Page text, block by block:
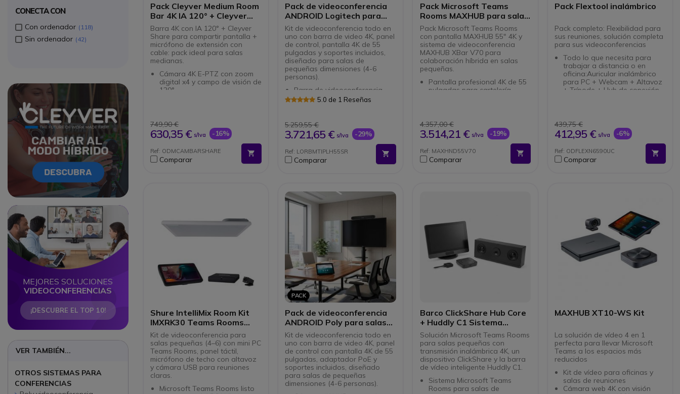
Pack Cleyver Medium Room
Bar 4K IA 120° + Cleyver
Share + Micrófono de
Extensión
Barra 4K con IA 120° + Cleyver
Share para compartir pantalla +
micrófono de extensión con
cable: pack ideal para salas
medianas.
Cámara 4K E-PTZ con zoom
digital x4 y campo de visión de
120°
mosaico
Solución autónoma sin
necesidad de software ni
Compatible con
videoconferencias con
749,90 €
630,35 € s/Iva -16%
Ref: ODMCAMBARSHARE
Comparar
Pack de videoconferencia
ANDROID Logitech para
salas pequeñas
Kit de videoconferencia todo en
uno con barra de video 4K, panel
de control, pantalla 4K de 55
pulgadas y soportes incluidos,
diseñado para salas de
pequeñas dimensiones (4-6
personas).
Barra de videoconferencia
para espacios de trabajo
imagen en sus reuniones
Controlador de la sala de
reuniones
Gestión simplificada de sus
videoconferencias
Resolución 4K Ultra HD para
interior.
Compatible con pantallas de
Altura ajustable entre 125 y
pantalla para barras de
video
Compatible con Cámara Rally,
Rally Bar y Rally Bar Mini
5.0 de 1 Reseñas
5.259,55 €
3.721,65 € s/Iva -29%
Ref: LORBMTIPLH55SR
Comparar
Pack Microsoft Teams
Rooms MAXHUB para salas
pequeñas
Pack Microsoft Teams Rooms
con pantalla MAXHUB 55" 4K y
sistema de videoconferencia
MAXHUB XBar V70 para
colaboración híbrida en salas
pequeñas.
Pantalla profesional 4K de 55
pulgadas para cartelería
de más de 50.000 horas para
uso continuo en entornos
exigentes.
Brillo de 500 nits y orientación
horizontal o vertical para
adaptarse a distintos
Dedicado a Microsoft Teams
Sistema operativo: Android 13
4 cámaras de 200 MP con
4.357,00 €
3.514,21 € s/Iva -19%
Ref: MAXHND55V70
Comparar
Pack Flextool inalámbrico
Pack completo: Flexibilidad para
sus reuniones, solución completa
para sus videoconferencias
Todo lo que necesita para
trabajar a distancia o en
oficina:Auricular inalámbrico
para PC + Webcam + Altavoz
+ Trípode + Hub de conexión
imagen
Altavoz multiconexión: USB-C,
USB-A y Bluetooth
Todo ello conectado a HUB
7en1 USB-C
Flexibilidad en sus reuniones,
softphones del mercado
439,75 €
412,95 € s/Iva -6%
Ref: ODFLEXN6590UC
Comparar
Shure IntelliMix Room Kit
IMXRK30 Teams Rooms
para salas pequeñas
Kit de videoconferencia para
salas pequeñas (4–6) con mini PC
Teams Rooms, panel táctil,
micrófono de techo con altavoz
y cámara USB para reuniones
claras.
Microsoft Teams Rooms listo
PACK
Pack de videoconferencia
ANDROID Poly para salas
pequeñas
Kit de videoconferencia todo en
uno con barra de video 4K, panel
de control con pantalla 4K de 55
pulgadas, adaptador PoE y
soportes incluidos, diseñado
para salas de pequeñas
dimensiones (4-6 personas).
Barco ClickShare Hub Core
+ Huddly C1 Sistema
Teams 4K
Solución Microsoft Teams Rooms
para salas pequeñas con
transmisión inalámbrica 4K, un
dispositivo ClickShare y la barra
de vídeo inteligente Huddly C1.
Sistema Microsoft Teams
Rooms para salas de
MAXHUB XT10-WS Kit
La solución de vídeo 4 en 1
perfecta para llevar Microsoft
Teams a los espacios más
reducidos
Kit de vídeo para oficinas y
salas de reuniones
Cámara web 4K con visión
CONECTA CON
Con ordenador 118
Sin ordenador 42
Circle
Circle
MEJORES SOLUCIONES
VIDEOCONFERENCIAS
¡DESCUBRE EL TOP 10!
VER TAMBIÉN...
OTROS SISTEMAS PARA
CONFERENCIAS